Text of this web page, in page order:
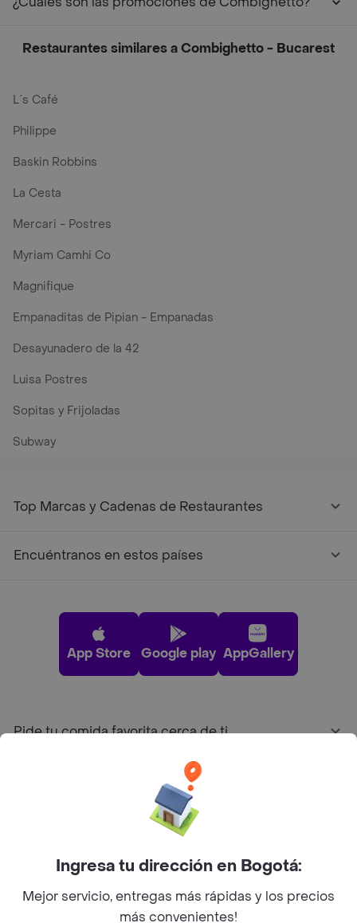
Restaurantes similares a Combighetto - Bucarest
L´s Café
Philippe
Baskin Robbins
La Cesta
Mercari - Postres
Myriam Camhi Co
Magnifique
Empanaditas de Pipian - Empanadas
Desayunadero de la 42
Luisa Postres
Sopitas y Frijoladas
Subway
Top Marcas y Cadenas de Restaurantes
Encuéntranos en estos países
App Store Google play AppGallery
Pide tu comida favorita cerca de ti
Sobre Rappi
Ingresa tu dirección en Bogotá:
Mejor servicio, entregas más rápidas y los precios
más convenientes!